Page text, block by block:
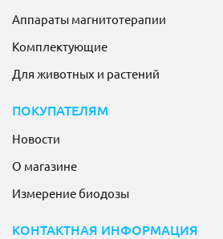
Аппараты магнитотерапии
Комплектующие
Для животных и растений
ПОКУПАТЕЛЯМ
Новости
О магазине
Измерение биодозы
КОНТАКТНАЯ ИНФОРМАЦИЯ